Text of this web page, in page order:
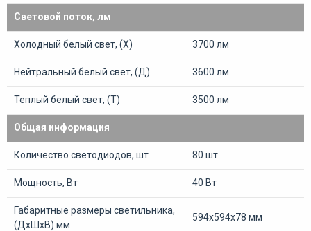
Световой поток, лм
Холодный белый свет, (Х) 3700 лм
Нейтральный белый свет, (Д) 3600 лм
Теплый белый свет, (Т) 3500 лм
Общая информация
Количество светодиодов, шт 80 шт
Мощность, Вт 40 Вт
Габаритные размеры светильника,
(ДхШхВ) мм
594х594х78 мм